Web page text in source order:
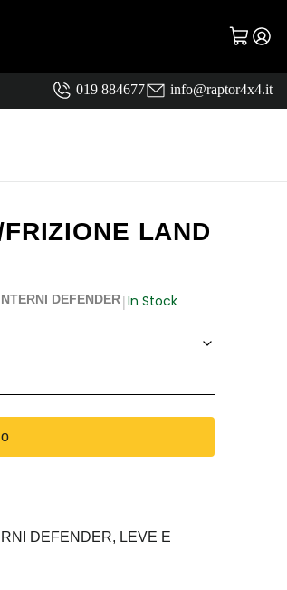
019 884677 info@raptor4x4.it
LAND
DEFENDER|In Stock
DEFENDER, LEVE E